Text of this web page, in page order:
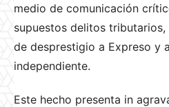
medio de comunicación
supuestos delitos
de desprestigio a Expreso y
independiente.
Este hecho presenta in